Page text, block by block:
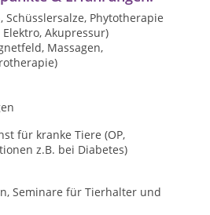
Phytotherapie
Akupressur)
Massagen,
für kranke Tiere (OP,
z.B. bei Diabetes)
Seminare für Tierhalter und